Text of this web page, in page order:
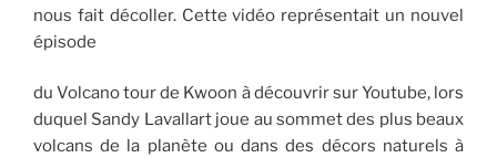
nous fait décoller. Cette vidéo représentait un nouvel
épisode
du Volcano tour de Kwoon à découvrir sur Youtube, lors
duquel Sandy Lavallart joue au sommet des plus beaux
volcans de la planète ou dans des décors naturels à